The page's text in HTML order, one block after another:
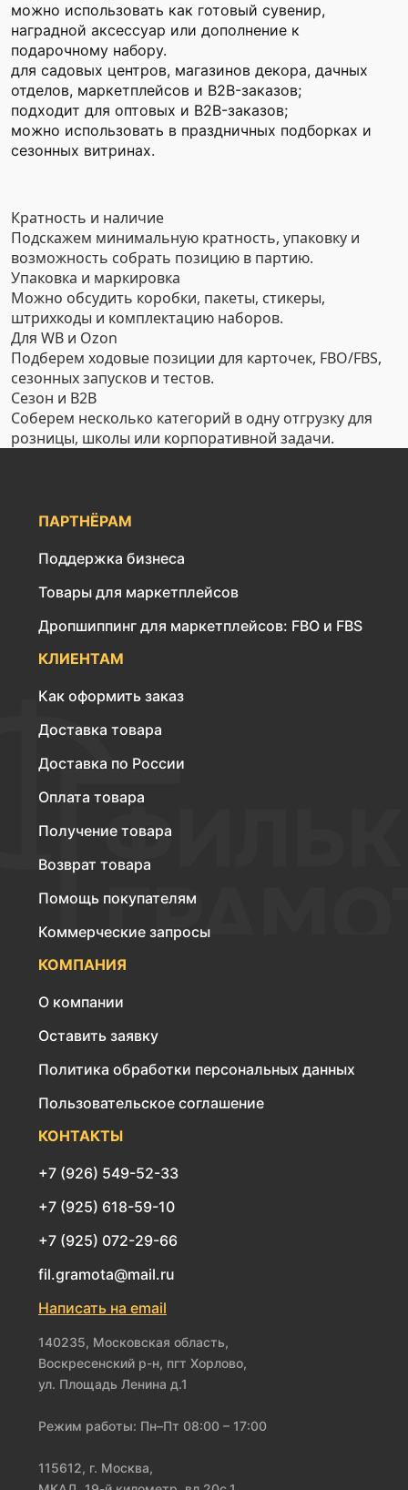
можно использовать как готовый сувенир,
наградной аксессуар или дополнение к
подарочному набору.
для садовых центров, магазинов декора, дачных
отделов, маркетплейсов и B2B-заказов;
подходит для оптовых и B2B-заказов;
можно использовать в праздничных подборках и
сезонных витринах.
Кратность и наличие
Подскажем минимальную кратность, упаковку и
возможность собрать позицию в партию.
Упаковка и маркировка
Можно обсудить коробки, пакеты, стикеры,
штрихкоды и комплектацию наборов.
Для WB и Ozon
Подберем ходовые позиции для карточек, FBO/FBS,
сезонных запусков и тестов.
Сезон и B2B
Соберем несколько категорий в одну отгрузку для
розницы, школы или корпоративной задачи.
ПАРТНЁРАМ
Поддержка бизнеса
Товары для маркетплейсов
Дропшиппинг для маркетплейсов: FBO и FBS
КЛИЕНТАМ
Как оформить заказ
Доставка товара
Доставка по России
Оплата товара
Получение товара
Возврат товара
Помощь покупателям
Коммерческие запросы
КОМПАНИЯ
О компании
Оставить заявку
Политика обработки персональных данных
Пользовательское соглашение
КОНТАКТЫ
+7 (926) 549-52-33
+7 (925) 618-59-10
+7 (925) 072-29-66
fil.gramota@mail.ru
Написать на email
140235, Московская область,
Воскресенский р-н, пгт Хорлово,
ул. Площадь Ленина д.1
Режим работы: Пн–Пт 08:00 – 17:00
115612, г. Москва,